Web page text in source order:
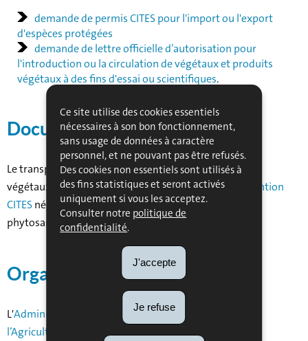
Ce site utilise des cookies essentiels
nécessaires à son bon fonctionnement,
sans usage de données à caractère
personnel, et ne pouvant pas être refusés.
Des cookies non essentiels sont utilisés à
des fins statistiques et seront activés
uniquement si vous les acceptez.
Consulter notre politique de
confidentialité.
J'accepte
Je refuse
demande de permis CITES pour l'import ou l'export
d'espèces protégées
demande de lettre officielle d’autorisation pour
l'introduction ou la circulation de végétaux et produits
végétaux à des fins d'essai ou scientifiques.
Documents liés
Le transport et le commerce des végétaux et produits
végétaux provenant d’espèces protégées par la convention
CITESnécessite unpermis CITESen plus du certificat
phytosanitaire.
Organisations concernées
L'Administration des Services Techniques de
l’Agriculture
délivre ces certificats et documents au